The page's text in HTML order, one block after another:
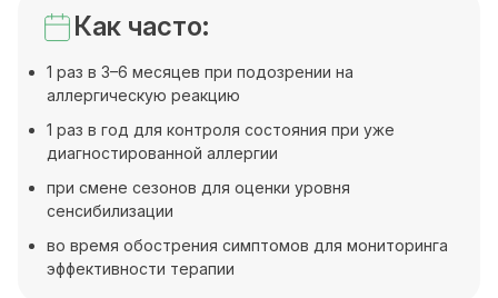
Как часто:
1 раз в 3–6 месяцев при подозрении на
аллергическую реакцию
1 раз в год для контроля состояния при уже
диагностированной аллергии
при смене сезонов для оценки уровня
сенсибилизации
во время обострения симптомов для мониторинга
эффективности терапии